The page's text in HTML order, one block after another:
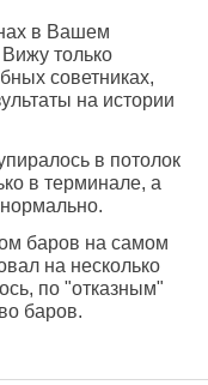
в Вашем
только
советниках,
на истории
в потолок
в терминале, а
баров на самом
на несколько
по "отказным"
баров.